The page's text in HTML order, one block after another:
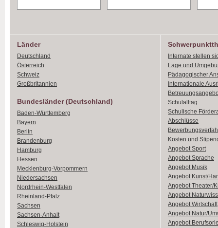
Länder
Deutschland
Österreich
Schweiz
Großbritannien
Bundesländer (Deutschland)
Baden-Württemberg
Bayern
Berlin
Brandenburg
Hamburg
Hessen
Mecklenburg-Vorpommern
Niedersachsen
Nordrhein-Westfalen
Rheinland-Pfalz
Sachsen
Sachsen-Anhalt
Schleswig-Holstein
Internate stellen
Lage und
Pädagogischer
Internationale
Schulalltag
Schulische
Abschlüsse
Kosten und
Angebot Sport
Angebot Sprache
Angebot Musik
Angebot Kunst/
Angebot Theater/
Angebot
Angebot Wirtschaft
Angebot Natur/
Angebot